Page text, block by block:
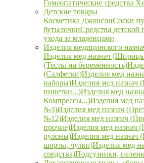
Гомеопатические средства
Детские товары
Косметика ДжонсонСоски
бутылочкиСредства детской
ухода за младенцами
Изделия медицинского
Изделия мед назнач
(Тесты на беременность)
(Салфетки)Изделия мед
наборы)Изделия мед назнач
пипетки...)Изделия мед
Компрессы...)Изделия мед
№3)Изделия мед назнач
№12)Изделия мед назнач
прочие)Изделия мед назнач
рулоны)Изделия мед назнач
шорты, чулки)Изделия мед
средства)Подгузники,